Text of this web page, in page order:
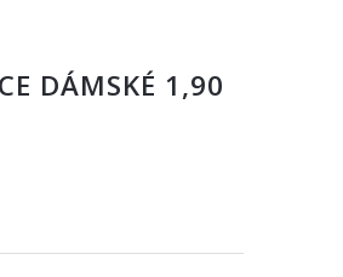
DÁMSKÉ 1,90